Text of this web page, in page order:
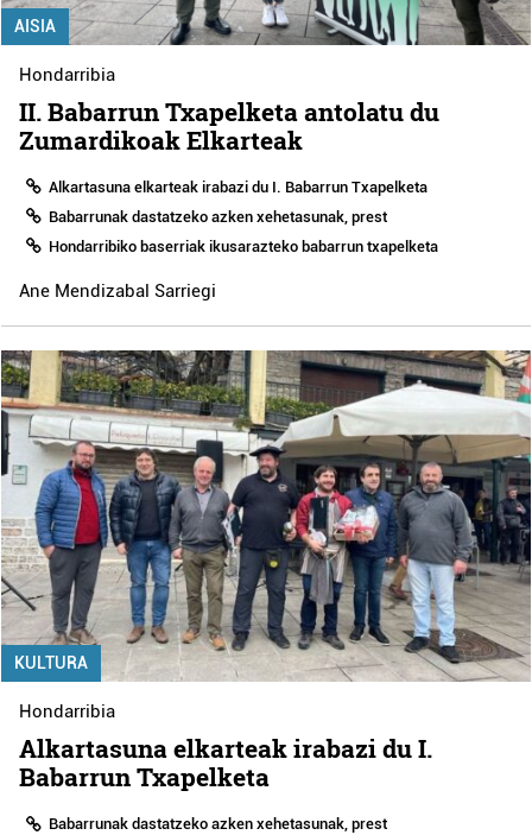
AISIA
Hondarribia
II. Babarrun Txapelketa antolatu du
Zumardikoak Elkarteak
Alkartasuna elkarteak irabazi du I. Babarrun Txapelketa
Babarrunak dastatzeko azken xehetasunak, prest
Hondarribiko baserriak ikusarazteko babarrun txapelketa
Ane Mendizabal Sarriegi
KULTURA
Hondarribia
Alkartasuna elkarteak irabazi du I.
Babarrun Txapelketa
Babarrunak dastatzeko azken xehetasunak, prest